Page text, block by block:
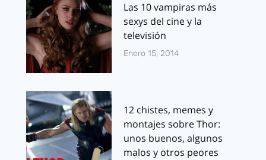
Las 10 vampiras más
sexys del cine y la
televisión
Enero 15, 2014
12 chistes, memes y
montajes sobre Thor:
unos buenos, algunos
malos y otros peores